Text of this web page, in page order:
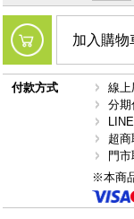
加入購物
付款方式
線上
分期
超商
門
※本商